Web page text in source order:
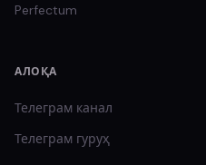
Perfectum
АЛОҚА
Телеграм канал
Телеграм гуруҳ